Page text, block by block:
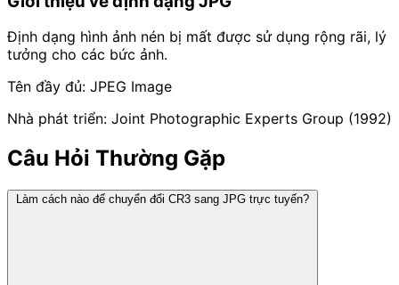
Định dạng hình ảnh nén bị mất được sử dụng rộng rãi, lý
tưởng cho các bức ảnh.
Tên đầy đủ: JPEG Image
Nhà phát triển: Joint Photographic Experts Group (1992)
Câu Hỏi Thường Gặp
Làm cách nào để chuyển đổi CR3 sang JPG trực tuyến?